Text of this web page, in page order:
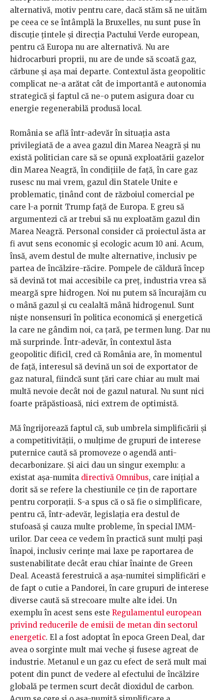
alternativă, motiv pentru care, dacă stăm să ne uităm
pe ceea ce se întâmplă la Bruxelles, nu sunt puse în
discuție țintele și direcția Pactului Verde european,
pentru că Europa nu are alternativă. Nu are
hidrocarburi proprii, nu are de unde să scoată gaz,
cărbune și așa mai departe. Contextul ăsta geopolitic
complicat ne-a arătat cât de importantă e autonomia
strategică și faptul că ne-o putem asigura doar cu
energie regenerabilă produsă local.
România se află într-adevăr în situația asta
privilegiată de a avea gazul din Marea Neagră și nu
există politician care să se opună exploatării gazelor
din Marea Neagră, în condițiile de față, în care gaz
rusesc nu mai vrem, gazul din Statele Unite e
problematic, ținând cont de războiul comercial pe
care l-a pornit Trump față de Europa. E greu să
argumentezi că ar trebui să nu exploatăm gazul din
Marea Neagră. Personal consider că proiectul ăsta ar
fi avut sens economic și ecologic acum 10 ani. Acum,
însă, avem destul de multe alternative, inclusiv pe
partea de încălzire-răcire. Pompele de căldură încep
să devină tot mai accesibile ca preț, industria vrea să
meargă spre hidrogen. Noi nu putem să încurajăm cu
o mână gazul și cu cealaltă mână hidrogenul. Sunt
niște nonsensuri în politica economică și energetică
la care ne gândim noi, ca țară, pe termen lung. Dar nu
mă surprinde. Într-adevăr, în contextul ăsta
geopolitic dificil, cred că România are, în momentul
de față, interesul să devină un soi de exportator de
gaz natural, fiindcă sunt țări care chiar au mult mai
multă nevoie decât noi de gazul natural. Nu sunt nici
foarte prăpăstioasă, nici extrem de optimistă.
Mă îngrijorează faptul că, sub umbrela simplificării și
a competitivității, o mulțime de grupuri de interese
puternice caută să promoveze o agendă anti-
decarbonizare. Și aici dau un singur exemplu: a
existat așa-numita directivă Omnibus, care inițial a
dorit să se refere la chestiunile ce țin de raportare
pentru corporații. S-a spus că o să fie o simplificare,
pentru că, într-adevăr, legislația era destul de
stufoasă și cauza multe probleme, în special IMM-
urilor. Dar ceea ce vedem în practică sunt mulți pași
înapoi, inclusiv cerințe mai laxe pe raportarea de
sustenabilitate decât erau chiar înainte de Green
Deal. Această ferestruică a așa-numitei simplificări e
de fapt o cutie a Pandorei, în care grupuri de interese
diverse caută să strecoare multe alte idei. Un
exemplu în acest sens este Regulamentul european
privind reducerile de emisii de metan din sectorul
energetic. El a fost adoptat în epoca Green Deal, dar
avea o sorginte mult mai veche și fusese agreat de
industrie. Metanul e un gaz cu efect de seră mult mai
potent din punct de vedere al efectului de încălzire
globală pe termen scurt decât dioxidul de carbon.